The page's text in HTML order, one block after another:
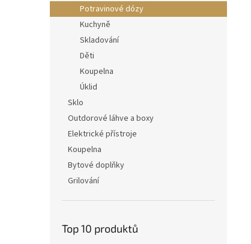
Potravinové dózy
Kuchyně
Skladování
Děti
Koupelna
Úklid
Sklo
Outdorové láhve a boxy
Elektrické přístroje
Koupelna
Bytové doplňky
Grilování
Top 10 produktů